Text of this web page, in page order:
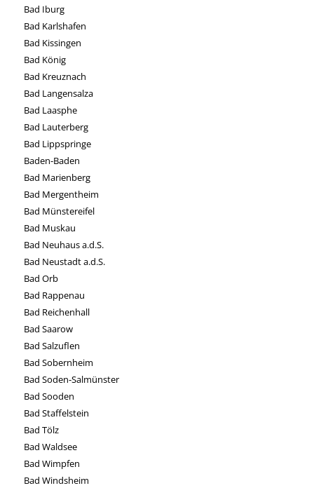
Bad Iburg
Bad Karlshafen
Bad Kissingen
Bad König
Bad Kreuznach
Bad Langensalza
Bad Laasphe
Bad Lauterberg
Bad Lippspringe
Baden-Baden
Bad Marienberg
Bad Mergentheim
Bad Münstereifel
Bad Muskau
Bad Neuhaus a.d.S.
Bad Neustadt a.d.S.
Bad Orb
Bad Rappenau
Bad Reichenhall
Bad Saarow
Bad Salzuflen
Bad Sobernheim
Bad Soden-Salmünster
Bad Sooden
Bad Staffelstein
Bad Tölz
Bad Waldsee
Bad Wimpfen
Bad Windsheim